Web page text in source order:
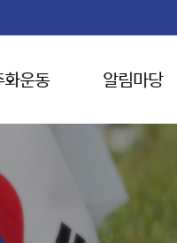
운동 알림마당